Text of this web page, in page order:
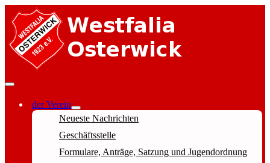
der Verein
Neueste Nachrichten
Geschäftsstelle
Formulare, Anträge, Satzung und Jugendordnung